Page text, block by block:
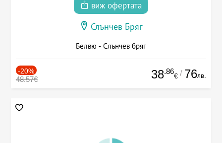
виж офертата
Слънчев Бряг
Белвю - Слънчев бряг
-20%
48.57€ 38.86
€ / 76лв.